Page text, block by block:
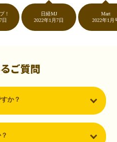
えてほしかった～！貯まったポイ
贅沢を楽しんでます♪
を発行するだけでポイントが貯ま
カードの発行やアプリダウンロー
日経MJ
2022年1月7日
2022年1月号
ご質問
か？